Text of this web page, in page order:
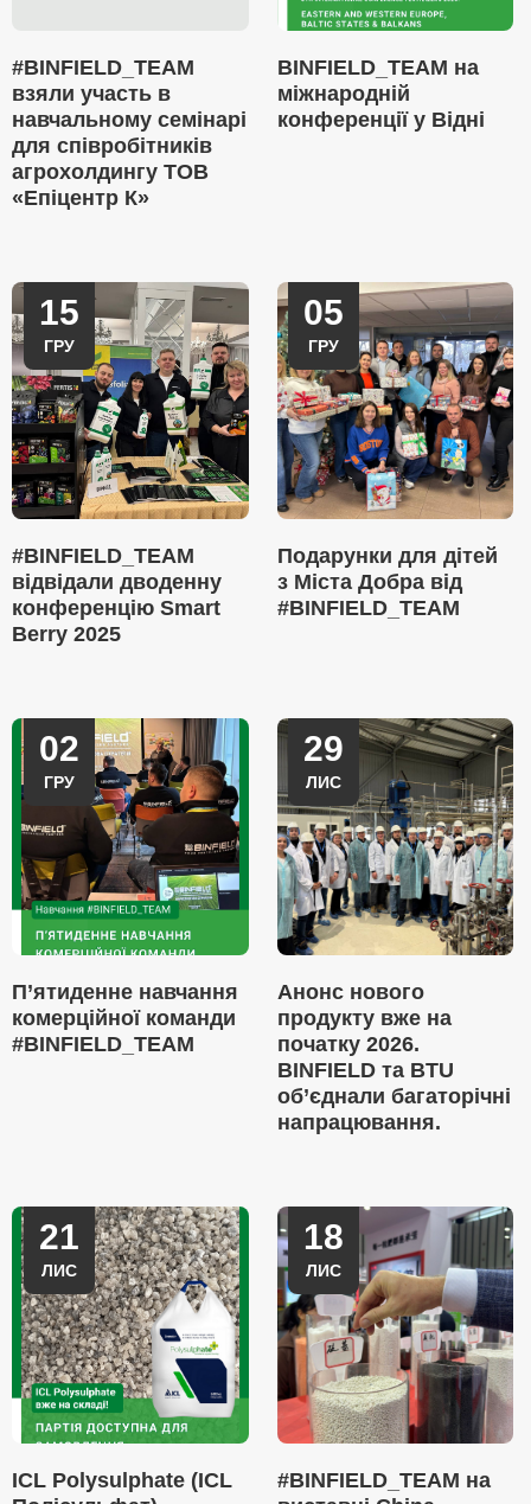
#BINFIELD_TEAM
взяли участь в
навчальному семінарі
для співробітників
агрохолдингу ТОВ
«Епіцентр К»
BINFIELD_TEAM на
міжнародній
конференції у Відні
15
ГРУ
#BINFIELD_TEAM
відвідали дводенну
конференцію Smart
Berry 2025
05
ГРУ
Подарунки для дітей
з Міста Добра від
#BINFIELD_TEAM
02
ГРУ
П’ятиденне навчання
комерційної команди
#BINFIELD_TEAM
29
ЛИС
Анонс нового
продукту вже на
початку 2026.
BINFIELD та BTU
об’єднали багаторічні
напрацювання.
21
ЛИС
ICL Polysulphate (ICL
18
ЛИС
#BINFIELD_TEAM на